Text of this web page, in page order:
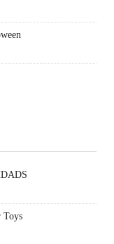
Toys